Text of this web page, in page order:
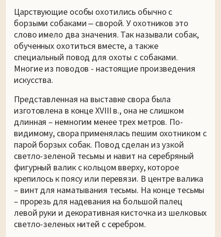
Царствующие особы охотились обычно с
борзыми собаками ‒ сворой. У охотников это
слово имело два значения. Так называли собак,
обученных охотиться вместе, а также
специальный повод для охоты с собаками.
Многие из поводов - настоящие произведения
искусства.
Представленная на выставке свора была
изготовлена в конце XVIII в., она не слишком
длинная – немногим менее трех метров. По-
видимому, свора применялась пешим охотником с
парой борзых собак. Повод сделан из узкой
светло-зеленой тесьмы и навит на серебряный
фигурный валик с кольцом вверху, которое
крепилось к поясу или перевязи. В центре валика
– винт для наматывания тесьмы. На конце тесьмы
– прорезь для надевания на большой палец
левой руки и декоративная кисточка из шелковых
светло-зеленых нитей с серебром.